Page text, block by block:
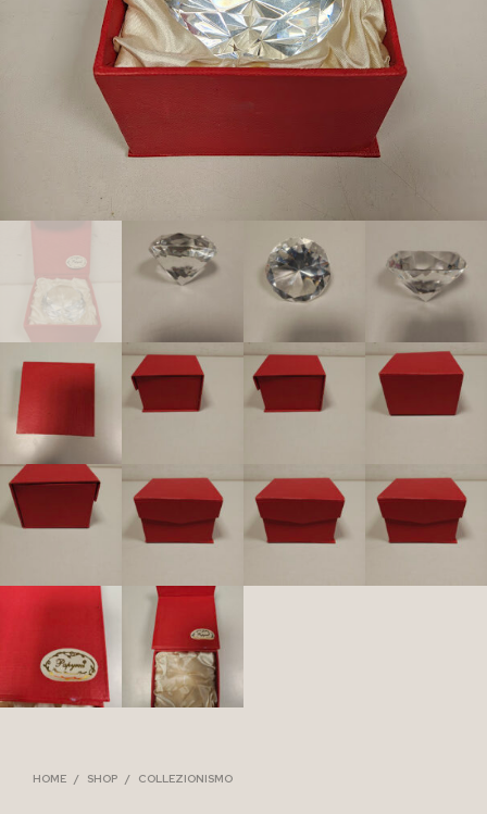
HOME / SHOP / COLLEZIONISMO